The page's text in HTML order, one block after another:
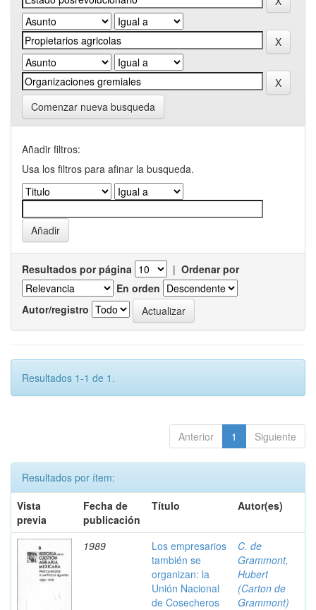
Comenzar nueva busqueda
Añadir filtros:
Usa los filtros para afinar la busqueda.
Resultados por página | Ordenar por
En orden
Autor/registro
Resultados 1-1 de 1.
Anterior 1 Siguiente
Resultados por ítem:
Vista
previa
Fecha de
publicación
Título Autor(es)
1989
Los empresarios
también se
organizan: la
Unión Nacional
de Cosecheros
C. de
Grammont,
Hubert
(Carton de
Grammont)